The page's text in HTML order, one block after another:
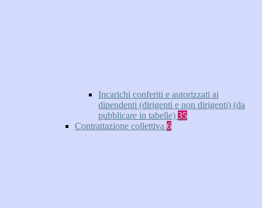
Incarichi conferiti e autorizzati ai
dipendenti (dirigenti e non dirigenti) (da
pubblicare in tabelle) 35
Contrattazione collettiva 6